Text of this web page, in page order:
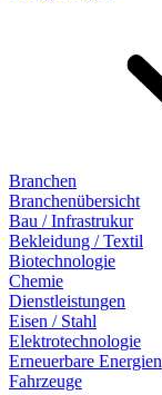
Branchen
Branchenübersicht
Bau / Infrastrukur
Bekleidung / Textil
Biotechnologie
Chemie
Dienstleistungen
Eisen / Stahl
Elektrotechnologie
Erneuerbare Energien
Fahrzeuge